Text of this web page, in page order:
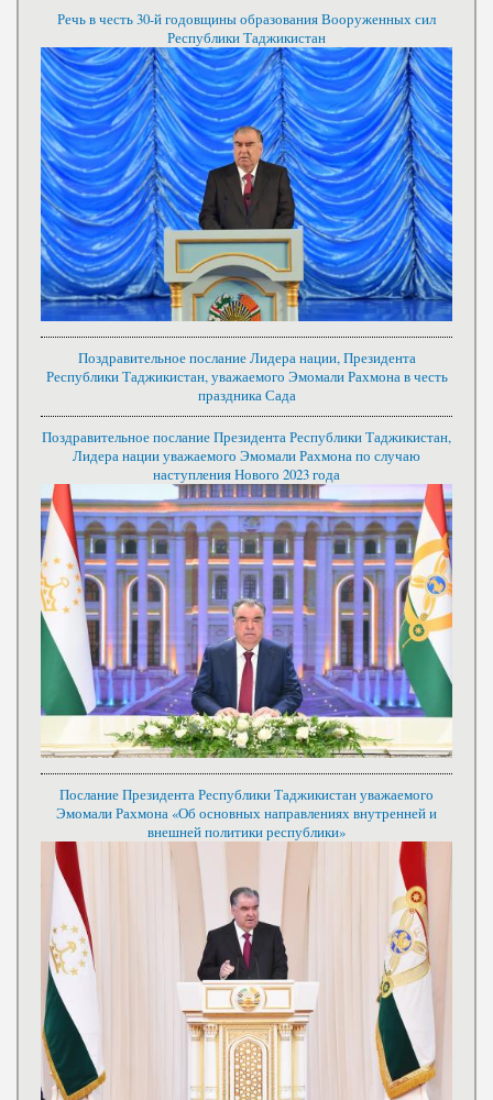
Речь в честь 30-й годовщины образования Вооруженных сил
Республики Таджикистан
Поздравительное послание Лидера нации, Президента
Республики Таджикистан, уважаемого Эмомали Рахмона в честь
праздника Сада
Поздравительное послание Президента Республики Таджикистан,
Лидера нации уважаемого Эмомали Рахмона по случаю
наступления Нового 2023 года
Послание Президента Республики Таджикистан уважаемого
Эмомали Рахмона «Об основных направлениях внутренней и
внешней политики республики»